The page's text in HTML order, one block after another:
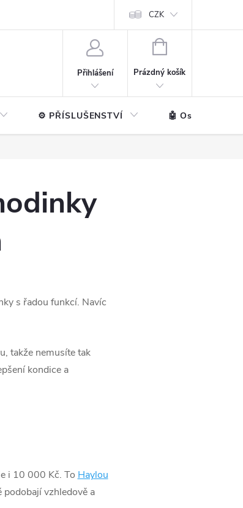
CZK
Přihlášení
NÁKUPNÍ
Prázdný košík
⚙️ PŘÍSLUŠENSTVÍ 🤖 Ostatní
s řadou funkcí. Navíc
takže nemusíte tak
kondice a
i 10 000 Kč. To Haylou
vzhledově a